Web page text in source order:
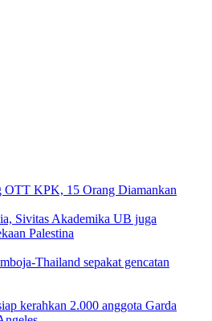
KPK, 15 Orang Diamankan
Sivitas Akademika UB juga
Palestina
Thailand sepakat gencatan
kerahkan 2.000 anggota Garda